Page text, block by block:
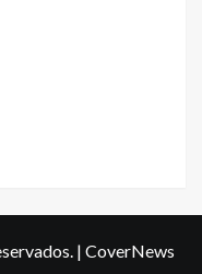
| CoverNews